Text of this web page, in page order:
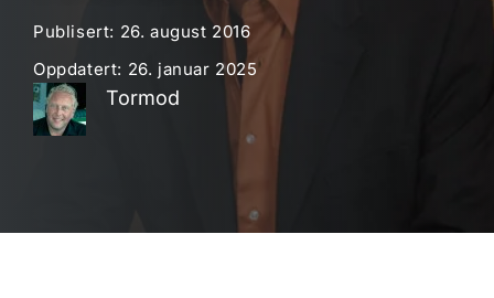
Publisert: 26. august 2016
Oppdatert: 26. januar 2025
Tormod